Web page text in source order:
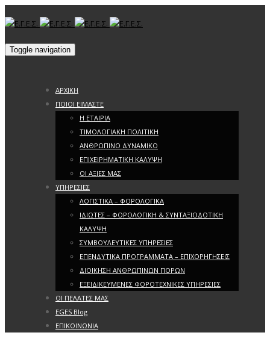
Toggle navigation
ΑΡΧΙΚΗ
ΠΟΙΟΙ ΕΙΜΑΣΤΕ
Η ΕΤΑΙΡΙΑ
ΤΙΜΟΛΟΓΙΑΚΗ ΠΟΛΙΤΙΚΗ
ΑΝΘΡΩΠΙΝΟ ΔΥΝΑΜΙΚΟ
ΕΠΙΧΕΙΡΗΜΑΤΙΚΗ ΚΑΛΥΨΗ
ΟΙ ΑΞΙΕΣ ΜΑΣ
ΥΠΗΡΕΣΙΕΣ
ΛΟΓΙΣΤΙΚΑ – ΦΟΡΟΛΟΓΙΚΑ
ΙΔΙΩΤΕΣ – ΦΟΡΟΛΟΓΙΚΗ & ΣΥΝΤΑΞΙΟΔΟΤΙΚΗ
ΚΑΛΥΨΗ
ΣΥΜΒΟΥΛΕΥΤΙΚΕΣ ΥΠΗΡΕΣΙΕΣ
ΕΠΕΝΔΥΤΙΚΑ ΠΡΟΓΡΑΜΜΑΤΑ – ΕΠΙΧΟΡΗΓΗΣΕΙΣ
ΔΙΟΙΚΗΣΗ ΑΝΘΡΩΠΙΝΩΝ ΠΟΡΩΝ
ΕΞΕΙΔΙΚΕΥΜΕΝΕΣ ΦΟΡΟΤΕΧΝΙΚΕΣ ΥΠΗΡΕΣΙΕΣ
ΟΙ ΠΕΛΑΤΕΣ ΜΑΣ
EGES Blog
ΕΠΙΚΟΙΝΩΝΙΑ